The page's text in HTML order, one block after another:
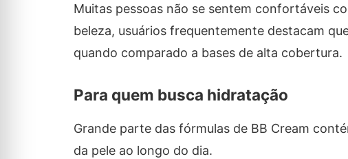
Muitas pessoas não se sentem confortáveis
beleza, usuários frequentemente destacam
quando comparado a bases de alta cobertura.
Para quem busca hidratação
Grande parte das fórmulas de BB Cream
da pele ao longo do dia.